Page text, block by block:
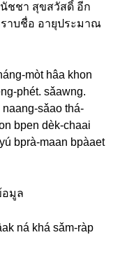
ชชา สุขสวัสดิ์ อีก
าบชื่อ อายุประมาณ
mòt hâa khon
phét. sǎawng.
sǎao thá-
bpen dèk-chaai
bprà-maan bpàaet
มูล
ná khá sǎm-ràp